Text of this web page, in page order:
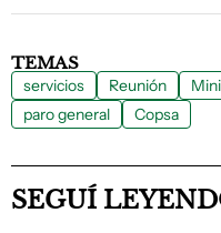
TEMAS
servicios Reunión
paro general
Copsa
SEGUÍ